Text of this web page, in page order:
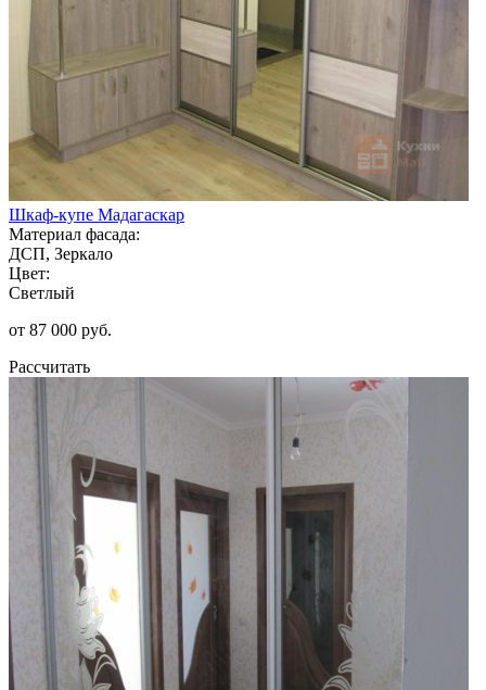
Шкаф-купе Мадагаскар
Материал фасада:
ДСП, Зеркало
Цвет:
Светлый
от 87 000 руб.
Рассчитать